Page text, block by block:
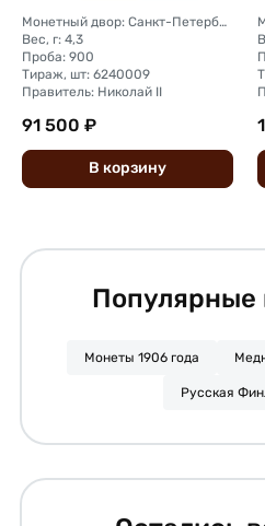
Монетный двор: Санкт-Петербургский монетный двор
Вес, г: 4,3
Проба: 900
Тираж, шт: 6240009
Правитель: Николай II
91 500 ₽
В корзину
Популярные
Монеты 1906 года
Русская